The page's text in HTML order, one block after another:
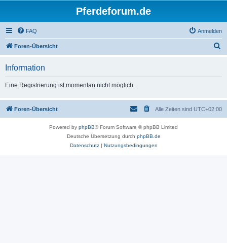
Pferdeforum.de
FAQ Anmelden
Foren-Übersicht
Information
Eine Registrierung ist momentan nicht möglich.
Foren-Übersicht Alle Zeiten sind UTC+02:00
Powered by phpBB® Forum Software © phpBB Limited
Deutsche Übersetzung durch phpBB.de
Datenschutz| Nutzungsbedingungen